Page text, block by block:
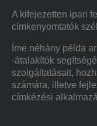
A kifejezetten ipari
címkenyomtatók
Íme néhány példa
-átalakítók
szolgáltatásait,
számára, illetve
címkézési